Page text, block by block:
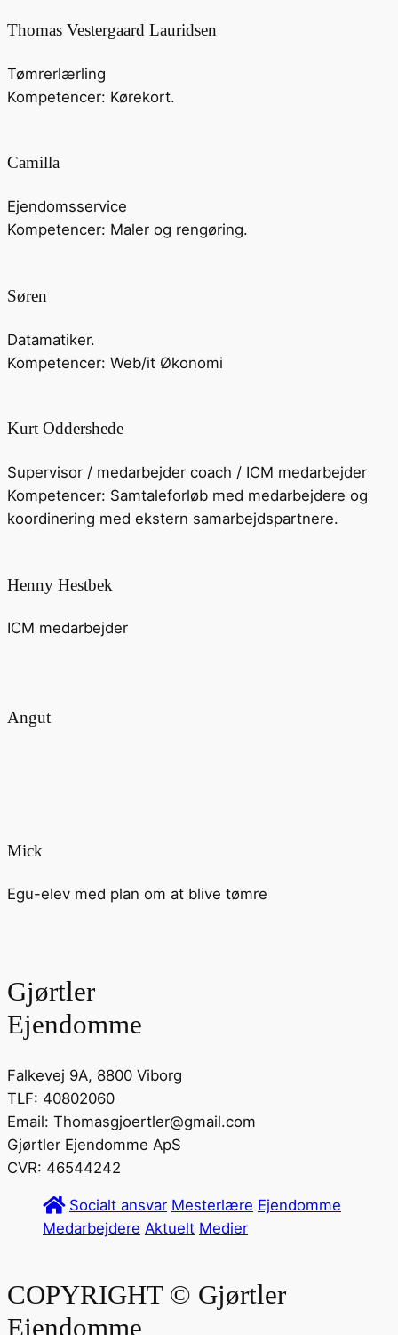
Thomas Vestergaard Lauridsen
Tømrerlærling
Kompetencer: Kørekort.
Camilla
Ejendomsservice
Kompetencer: Maler og rengøring.
Søren
Datamatiker.
Kompetencer: Web/it Økonomi
Kurt Oddershede
Supervisor / medarbejder coach / ICM medarbejder
Kompetencer: Samtaleforløb med medarbejdere og
koordinering med ekstern samarbejdspartnere.
Henny Hestbek
ICM medarbejder
Angut
Mick
Egu-elev med plan om at blive tømre
Gjørtler
Ejendomme
Falkevej 9A, 8800 Viborg
TLF: 40802060
Email: Thomasgjoertler@gmail.com
Gjørtler Ejendomme ApS
CVR: 46544242
Socialt ansvar Mesterlære Ejendomme
Medarbejdere Aktuelt Medier
COPYRIGHT © Gjørtler
Ejendomme